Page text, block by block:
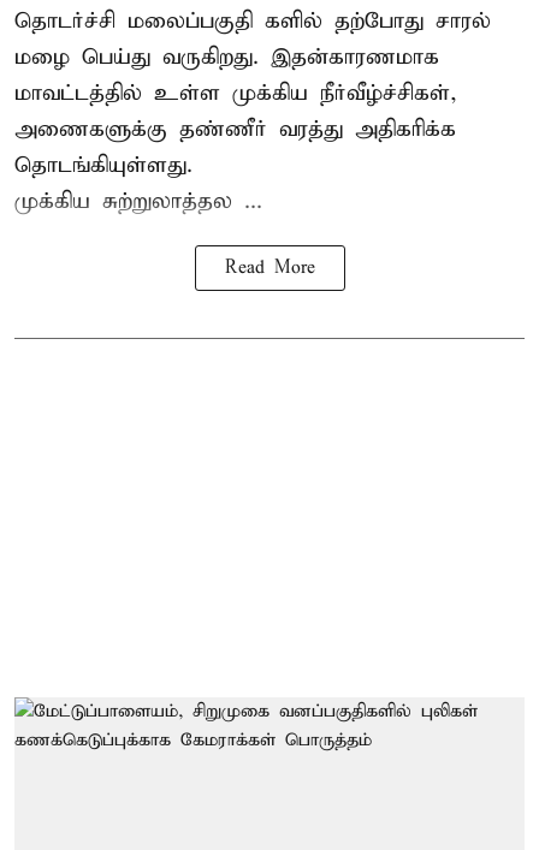
தொடர்ச்சி மலைப்பகுதி களில் தற்போது சாரல்
மழை பெய்து வருகிறது. இதன்காரணமாக
மாவட்டத்தில் உள்ள முக்கிய நீர்வீழ்ச்சிகள்,
அணைகளுக்கு தண்ணீர் வரத்து அதிகரிக்க
தொடங்கியுள்ளது.
முக்கிய சுற்றுலாத்தல ...
Read More